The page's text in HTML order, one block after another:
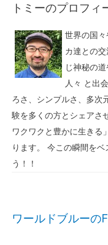
トミーのプロフィ
世界の国
カ達との
じ神秘の
人々 と出
ろさ、シンプルさ、多次
験を多くの方とシェアさ
ワクワクと豊かに生きる
ります。 今この瞬間を
う！！
ワールドブルーの